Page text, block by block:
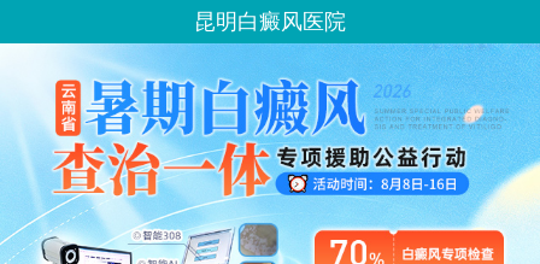
昆明白癜风医院